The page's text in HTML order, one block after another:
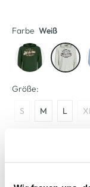
Farbe Weiß
Größe:
S M L